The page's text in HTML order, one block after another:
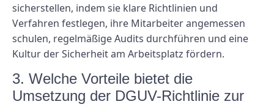
sicherstellen, indem sie klare Richtlinien und
Verfahren festlegen, ihre Mitarbeiter angemessen
schulen, regelmäßige Audits durchführen und eine
Kultur der Sicherheit am Arbeitsplatz fördern.
3. Welche Vorteile bietet die
Umsetzung der DGUV-Richtlinie zur